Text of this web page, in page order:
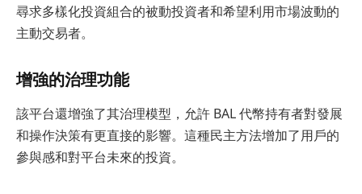
尋求多樣化投資組合的被動投資者和希望利用市場波動的
主動交易者。
增強的治理功能
該平台還增強了其治理模型，允許 BAL 代幣持有者對發展
和操作決策有更直接的影響。這種民主方法增加了用戶的
參與感和對平台未來的投資。